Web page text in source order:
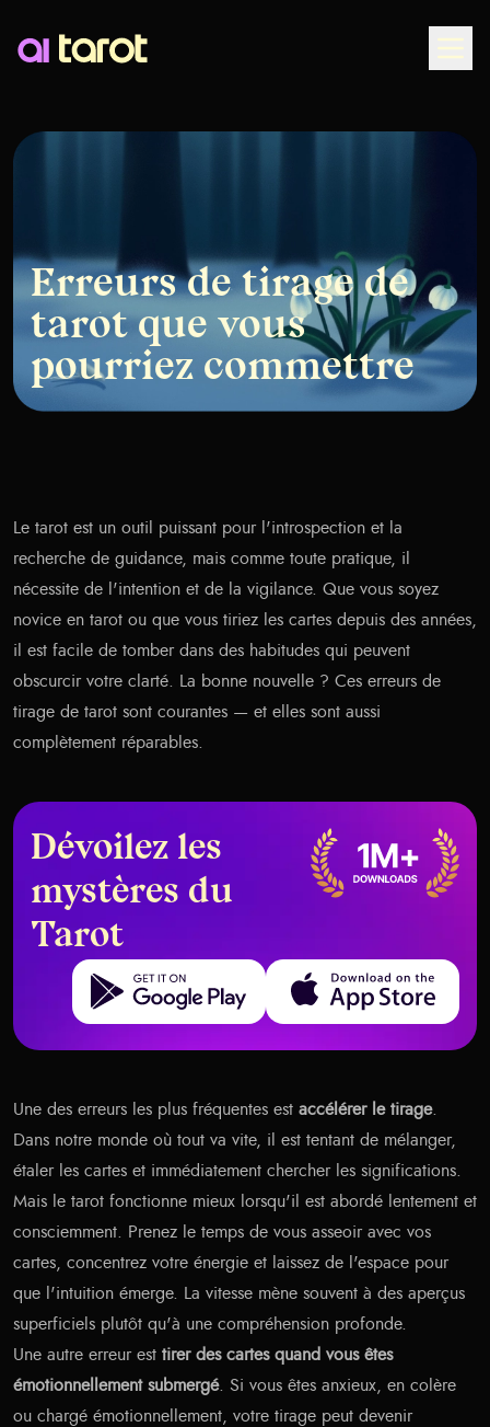
Erreurs de tirage de
tarot que vous
pourriez commettre
Le tarot est un outil puissant pour l'introspection et la
recherche de guidance, mais comme toute pratique, il
nécessite de l'intention et de la vigilance. Que vous soyez
novice en tarot ou que vous tiriez les cartes depuis des années,
il est facile de tomber dans des habitudes qui peuvent
obscurcir votre clarté. La bonne nouvelle ? Ces erreurs de
tirage de tarot sont courantes — et elles sont aussi
complètement réparables.
Dévoilez les
mystères du
Tarot
Get it on Google Play Download on the App Store
Une des erreurs les plus fréquentes est accélérer le tirage.
Dans notre monde où tout va vite, il est tentant de mélanger,
étaler les cartes et immédiatement chercher les significations.
Mais le tarot fonctionne mieux lorsqu'il est abordé lentement et
consciemment. Prenez le temps de vous asseoir avec vos
cartes, concentrez votre énergie et laissez de l'espace pour
que l'intuition émerge. La vitesse mène souvent à des aperçus
superficiels plutôt qu'à une compréhension profonde.
Une autre erreur est tirer des cartes quand vous êtes
émotionnellement submergé. Si vous êtes anxieux, en colère
ou chargé émotionnellement, votre tirage peut devenir